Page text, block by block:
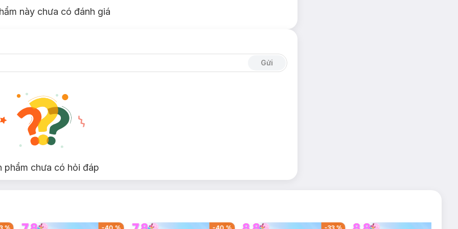
lì.
cục, mang lại trải nghiệm mềm mại, nhẹ nhàng.
dụng vỏ son hai lớp cao cấp kết hợp hiệu ứng chuyển sắc (gradient) hồng trong suốt
mượt, vừa tôn vinh vẻ đẹp hiện đại qua các chi tiết chạm khắc logo tỉ mỉ.
trên môi.
Fit Velvet Lite:
này chưa có đánh giá
Gửi
phẩm chưa có hỏi đáp